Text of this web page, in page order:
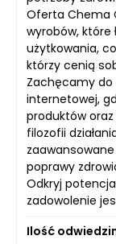
Oferta Chema
wyrobów,
użytkowania,
którzy cenią
Zachęcamy do
internetowej,
produktów
filozofii
poprawy
Odkryj
zadowolenie
Ilość